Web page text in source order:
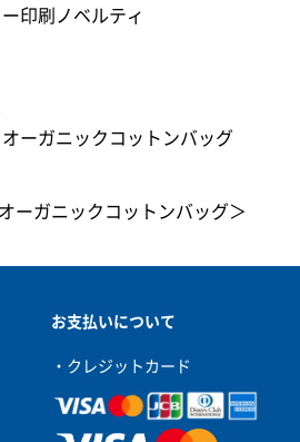
印刷ノベルティ
ーガニックコットンバッグ
ーガニックコットンバッグ＞
お支払いについて
・クレジットカード